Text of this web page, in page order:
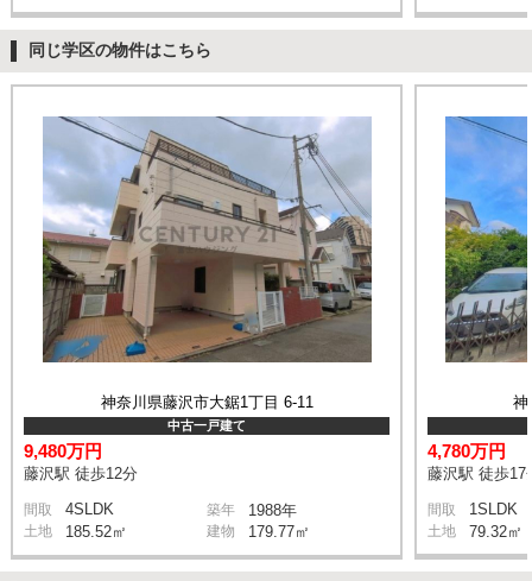
同じ学区の物件はこちら
神奈川県藤沢市大鋸1丁目 6-11
中古一戸建て
9,480万円
藤沢駅 徒歩12分
間取 4SLDK 築年 1988年
土地 185.52㎡ 建物 179.77㎡
神
4,780万円
藤沢駅 徒歩17
間取 1SLDK
土地 79.32㎡